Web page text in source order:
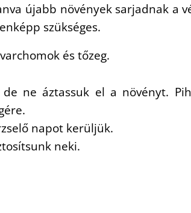
újabb növények sarjadnak a
szükséges.
és tőzeg.
ne áztassuk el a növényt.
napot kerüljük.
neki.